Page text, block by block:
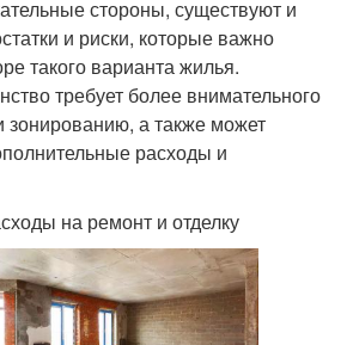
стороны, существуют и
и риски, которые важно
такого варианта жилья.
требует более внимательного
зонированию, а также может
расходы и
на ремонт и отделку